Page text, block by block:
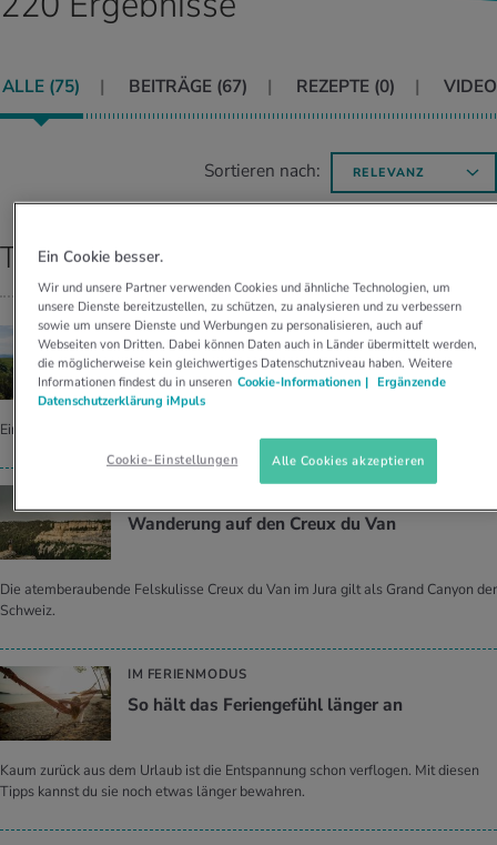
BMI berechnen
Personal Health Coaching
THEMEN IM BEREICH BEWEGUNG
Kalorienverbrauch berechnen
THEMEN IM BEREICH ENTSPANNUNG
Glücklich sein
Mund- & Zahnpflege
Personal Health Coaching
THEMEN IM BEREICH SERVICES
Tools, Test & Quizze
ALLE (75) BEITRÄGE (67) REZEPTE (0)
Sortieren nach: RELEVANZ
Top Ergebnisse
BELCHEN
Wan­de­rung zum schöns­ten Berg im nahen
Schwarz­wald
Eine kurze Wanderung auf den Belchen lüftet den Kopf und bringt viel Energie.
Wan­de­rung auf den Creux du Van
Die atemberaubende Felskulisse Creux du Van im Jura gilt als Grand Canyon der
Schweiz.
IM FERIENMODUS
So hält das Fe­ri­en­ge­fühl län­ger an
Kaum zurück aus dem Urlaub ist die Entspannung schon verflogen. Mit diesen
Tipps kannst du sie noch etwas länger bewahren.
Ein Cookie besser.
Wir und unsere Partner verwenden Cookies und ähnliche Technologien, um
unsere Dienste bereitzustellen, zu schützen, zu analysieren und zu verbessern
sowie um unsere Dienste und Werbungen zu personalisieren, auch auf
Webseiten von Dritten. Dabei können Daten auch in Länder übermittelt werden,
die möglicherweise kein gleichwertiges Datenschutzniveau haben. Weitere
Informationen findest du in unseren Cookie-Informationen | Ergänzende
Datenschutzerklärung iMpuls
Cookie-Einstellungen Alle Cookies akzeptieren